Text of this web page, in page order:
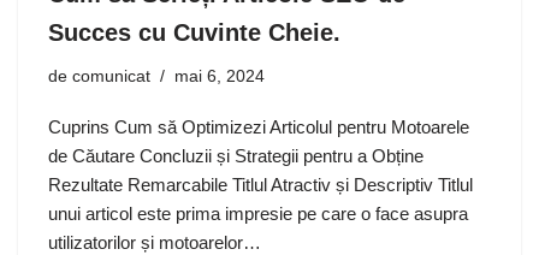
Succes cu Cuvinte Cheie.
de comunicat mai 6, 2024
Cuprins Cum să Optimizezi Articolul pentru Motoarele
de Căutare Concluzii și Strategii pentru a Obține
Rezultate Remarcabile Titlul Atractiv și Descriptiv Titlul
unui articol este prima impresie pe care o face asupra
utilizatorilor și motoarelor…